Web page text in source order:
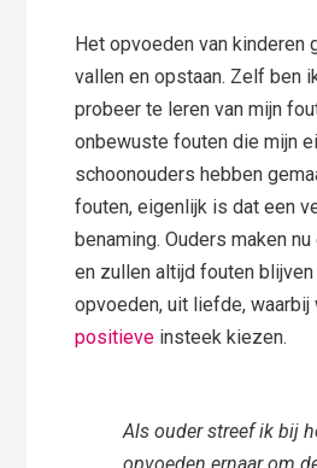
Het opvoeden van kinderen
vallen en opstaan. Zelf ben
probeer te leren van mijn
onbewuste fouten die mijn
schoonouders hebben
fouten, eigenlijk is dat een
benaming. Ouders maken
en zullen altijd fouten
opvoeden, uit liefde, waarbij
positieve insteek kiezen.
Als ouder streef ik bij
opvoeden ernaar om